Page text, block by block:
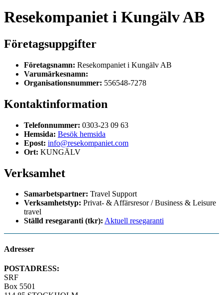
Resekompaniet i Kungälv AB
Företagsuppgifter
Företagsnamn: Resekompaniet i Kungälv AB
Varumärkesnamn:
Organisationsnummer: 556548-7278
Kontaktinformation
Telefonnummer: 0303-23 09 63
Hemsida: Besök hemsida
Epost: info@resekompaniet.com
Ort: KUNGÄLV
Verksamhet
Samarbetspartner: Travel Support
Verksamhetstyp: Privat- & Affärsresor / Business & Leisure
travel
Ställd resegaranti (tkr): Aktuell resegaranti
Adresser
POSTADRESS:
SRF
Box 5501